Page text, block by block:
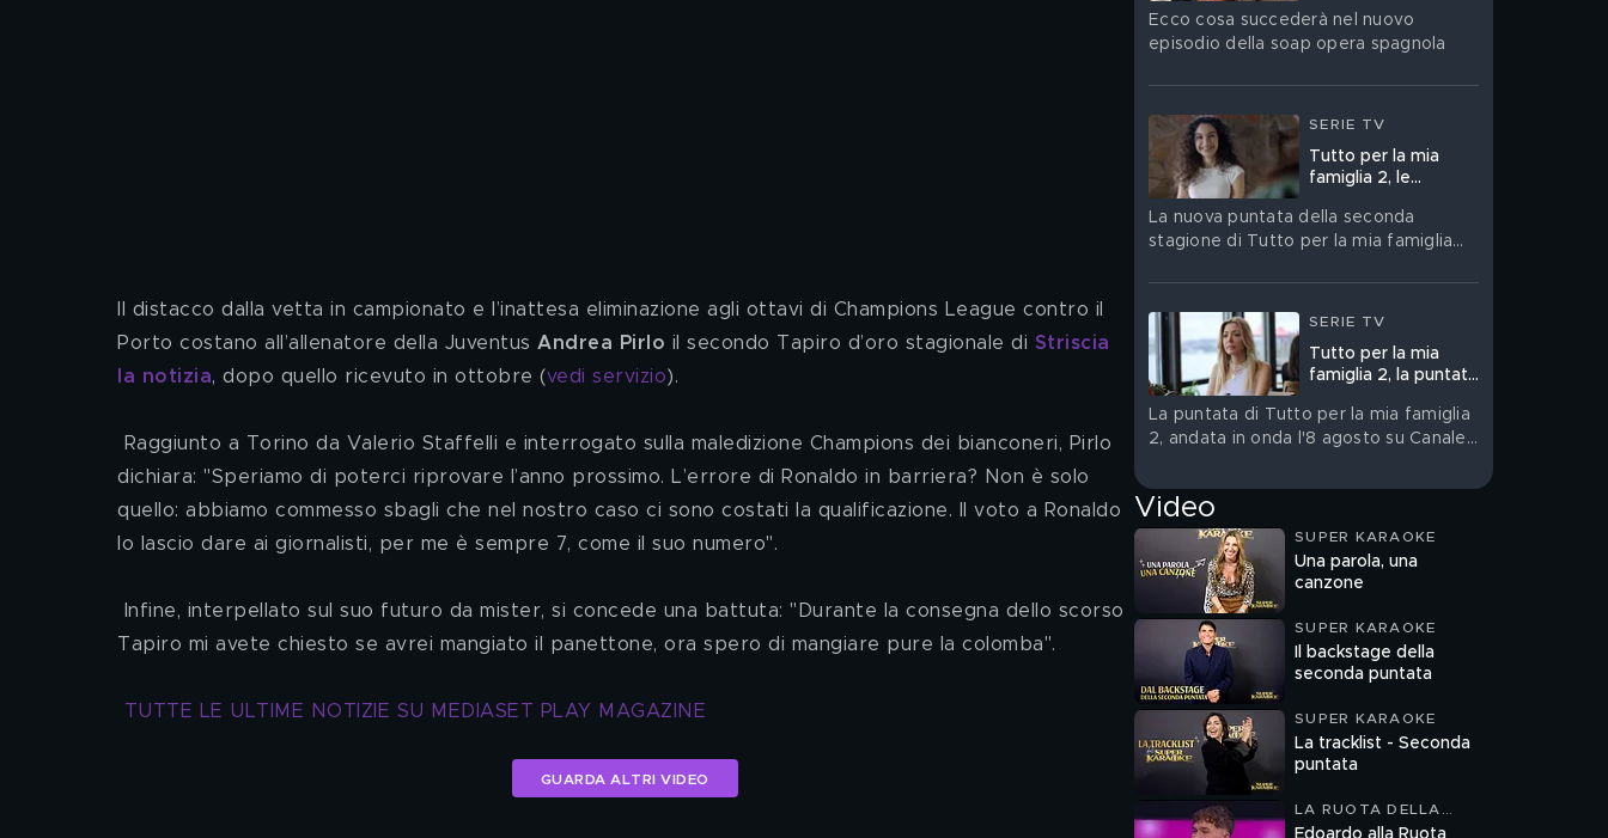
Il distacco dalla vetta in campionato e l’inattesa eliminazione agli ottavi di Champions League contro il
Porto costano all’allenatore della Juventus Andrea Pirlo il secondo Tapiro d’oro stagionale di Striscia
la notizia, dopo quello ricevuto in ottobre (vedi servizio).
dichiara: "Speriamo di poterci riprovare l’anno prossimo. L’errore di Ronaldo in barriera? Non è solo
quello: abbiamo commesso sbagli che nel nostro caso ci sono costati la qualificazione. Il voto a Ronaldo
lo lascio dare ai giornalisti, per me è sempre 7, come il suo numero".
Tapiro mi avete chiesto se avrei mangiato il panettone, ora spero di mangiare pure la colomba".
TUTTE LE ULTIME NOTIZIE SU MEDIASET PLAY MAGAZINE
GUARDA ALTRI VIDEO
Ecco cosa succederà nel nuovo
episodio della soap opera spagnola
SERIE TV
Tutto per la mia
famiglia 2, le
agosto
La nuova puntata della seconda
stagione di Tutto per la mia famiglia
Canale 5
SERIE TV
Tutto per la mia
famiglia 2, la puntata
streaming
La puntata di Tutto per la mia famiglia
2, andata in onda l'8 agosto su Canale
Video
SUPER KARAOKE
Una parola, una
canzone
SUPER KARAOKE
Il backstage della
seconda puntata
SUPER KARAOKE
La tracklist - Seconda
puntata
LA RUOTA DELLA
FORTUNA
Edoardo alla Ruota